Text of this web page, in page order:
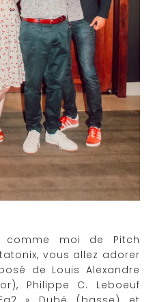
comme moi de Pitch
vous allez adorer
de Louis Alexandre
Philippe C. Leboeuf